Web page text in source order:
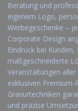
Beratung und
eigenem Logo,
Werbegeschenke –
Corporate Design
Eindruck bei
maßgeschneiderte
Veranstaltungen
exklusiven
Gravurtechniken
und präzise